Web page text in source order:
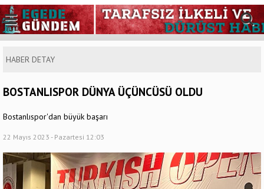
HABER DETAY
BOSTANLISPOR DÜNYA ÜÇÜNCÜSÜ OLDU
Bostanlıspor'dan büyük başarı
22 Mayıs 2023 - Pazartesi 12:03